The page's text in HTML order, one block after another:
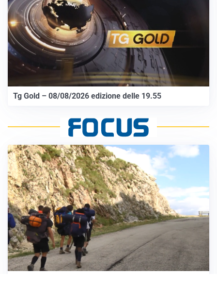
Tg Gold – 08/08/2026 edizione delle 19.55